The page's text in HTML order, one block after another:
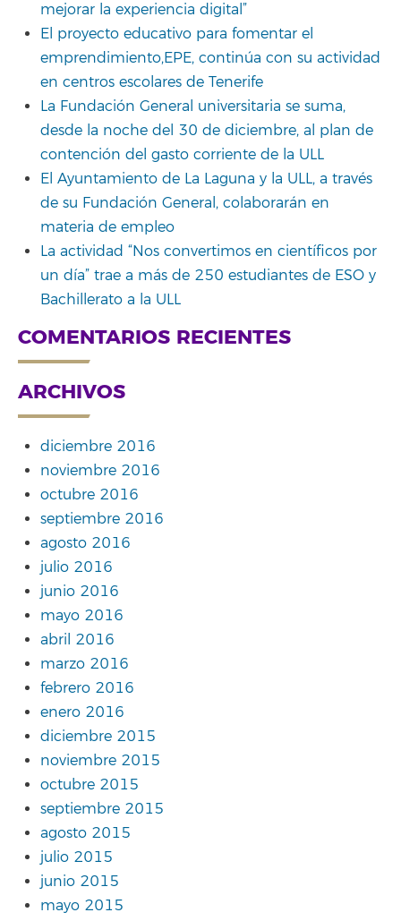
mejorar la experiencia digital”
El proyecto educativo para fomentar el
emprendimiento,EPE, continúa con su actividad
en centros escolares de Tenerife
La Fundación General universitaria se suma,
desde la noche del 30 de diciembre, al plan de
contención del gasto corriente de la ULL
El Ayuntamiento de La Laguna y la ULL, a través
de su Fundación General, colaborarán en
materia de empleo
La actividad “Nos convertimos en científicos por
un día” trae a más de 250 estudiantes de ESO y
Bachillerato a la ULL
COMENTARIOS RECIENTES
ARCHIVOS
diciembre 2016
noviembre 2016
octubre 2016
septiembre 2016
agosto 2016
julio 2016
junio 2016
mayo 2016
abril 2016
marzo 2016
febrero 2016
enero 2016
diciembre 2015
noviembre 2015
octubre 2015
septiembre 2015
agosto 2015
julio 2015
junio 2015
mayo 2015